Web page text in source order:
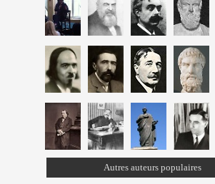
Autres auteurs populaires